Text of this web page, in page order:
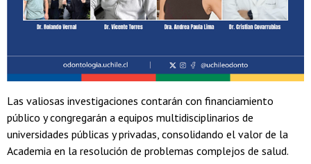
Las valiosas investigaciones contarán con financiamiento
público y congregarán a equipos multidisciplinarios de
universidades públicas y privadas, consolidando el valor de la
Academia en la resolución de problemas complejos de salud.